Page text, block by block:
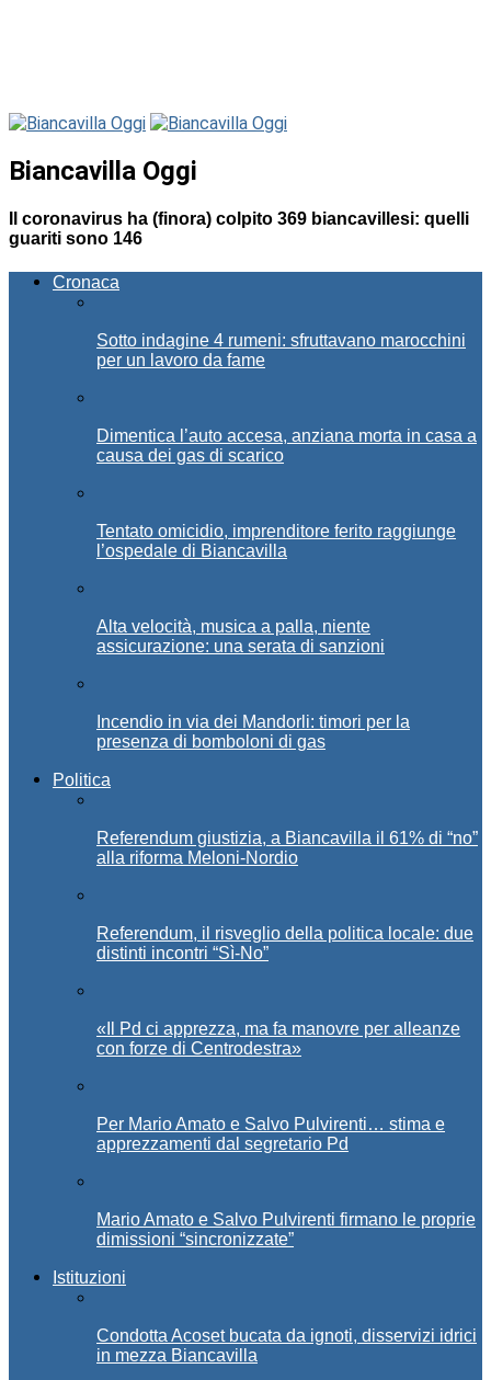
Biancavilla Oggi
Il coronavirus ha (finora) colpito 369 biancavillesi: quelli
guariti sono 146
Cronaca
Sotto indagine 4 rumeni: sfruttavano marocchini
per un lavoro da fame
Dimentica l’auto accesa, anziana morta in casa a
causa dei gas di scarico
Tentato omicidio, imprenditore ferito raggiunge
l’ospedale di Biancavilla
Alta velocità, musica a palla, niente
assicurazione: una serata di sanzioni
Incendio in via dei Mandorli: timori per la
presenza di bomboloni di gas
Politica
Referendum giustizia, a Biancavilla il 61% di “no”
alla riforma Meloni-Nordio
Referendum, il risveglio della politica locale: due
distinti incontri “Sì-No”
«Il Pd ci apprezza, ma fa manovre per alleanze
con forze di Centrodestra»
Per Mario Amato e Salvo Pulvirenti… stima e
apprezzamenti dal segretario Pd
Mario Amato e Salvo Pulvirenti firmano le proprie
dimissioni “sincronizzate”
Istituzioni
Condotta Acoset bucata da ignoti, disservizi idrici
in mezza Biancavilla